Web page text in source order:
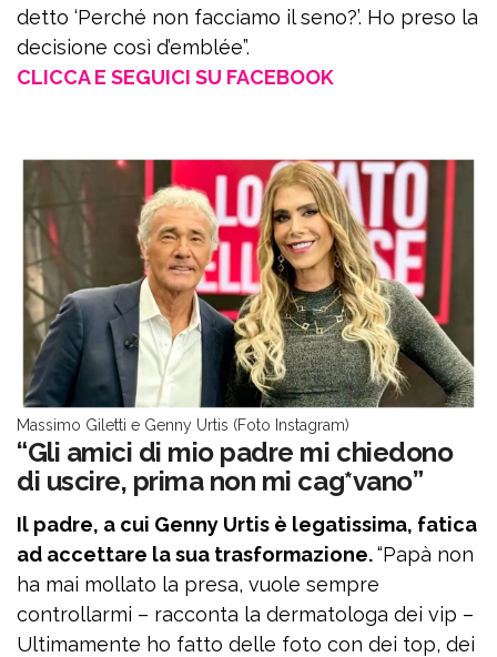
detto ‘Perché non facciamo il seno?’. Ho preso la
decisione così d’emblée”.
CLICCA E SEGUICI SU FACEBOOK
Massimo Giletti e Genny Urtis (Foto Instagram)
“Gli amici di mio padre mi chiedono
di uscire, prima non mi cag*vano”
Il padre, a cui Genny Urtis è legatissima, fatica
ad accettare la sua trasformazione.“Papà non
ha mai mollato la presa, vuole sempre
controllarmi – racconta la dermatologa dei vip –
Ultimamente ho fatto delle foto con dei top, dei